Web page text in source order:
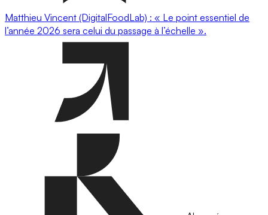
Matthieu Vincent (DigitalFoodLab) : « Le point essentiel de
l’année 2026 sera celui du passage à l’échelle ».